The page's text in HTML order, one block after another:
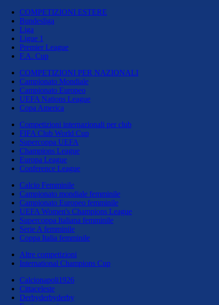
COMPETIZIONI ESTERE
Bundesliga
Liga
Ligue 1
Premier League
F.A. Cup
COMPETIZIONI PER NAZIONALI
Campionato Mondiale
Campionato Europeo
UEFA Nations League
Copa America
Competizioni internazionali per club
FIFA Club World Cup
Supercoppa UEFA
Champions League
Europa League
Conference League
Calcio Femminile
Campionato mondiale femminile
Campionato Europeo femminile
UEFA Women's Champions League
Supercoppa Italiana femminile
Serie A femminile
Coppa Italia femminile
Altre competizioni
International Champions Cup
Calcionapoli1926
Cittaceleste
Derbyderbyderby